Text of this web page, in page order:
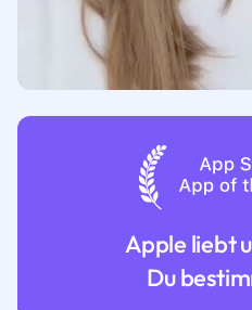
Apple liebt
Du